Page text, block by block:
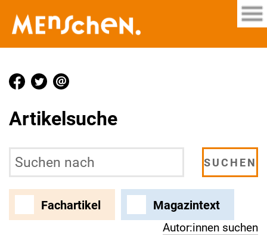
Artikelsuche
Fachartikel Magazintext
Autor:innen suchen